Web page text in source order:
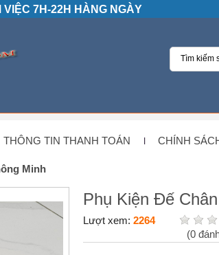
7H-22H HÀNG NGÀY
THÔNG TIN THANH TOÁN CHÍNH
Minh
Phụ Kiện Đế
Lượt xem: 2264
(0